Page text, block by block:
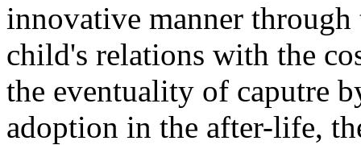
innovative manner
child's relations with the
the eventuality of caputre
adoption in the after-life,